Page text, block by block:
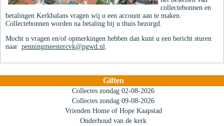
collectebonnen en
betalingen Kerkbalans vragen wij u een account aan te maken.
Collectebonnen worden na betaling bij u thuis bezorgd.
Mocht u vragen en/of opmerkingen hebben dan kunt u een bericht sturen
naar penningmeestercvk@pgwd.nl
Giften
Collectes zondag 02-08-2026
Collectes zondag 09-08-2026
Vrienden Home of Hope Kaapstad
Onderhoud van de kerk